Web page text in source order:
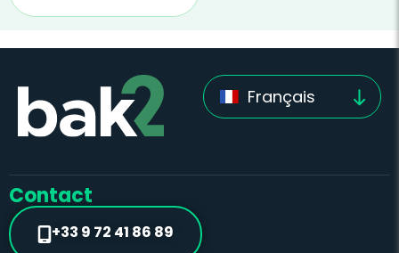
Français
Contact
+33 9 72 41 86 89